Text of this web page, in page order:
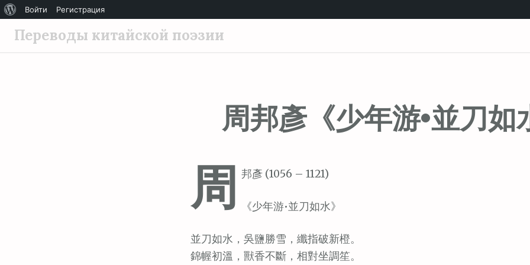
Переводы китайской поэзии
周邦彥《少年游•並刀如
周 邦彥 (1056 – 1121)
《少年游•並刀如水》
並刀如水，吳鹽勝雪，纖指破新橙。
錦幄初溫，獸香不斷，相對坐調笙。
WordPress
Войти Регистрация